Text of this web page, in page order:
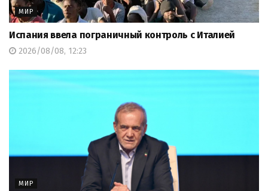
МИР
Испания ввела пограничный контроль с Италией
2026/08/08, 12:23
МИР